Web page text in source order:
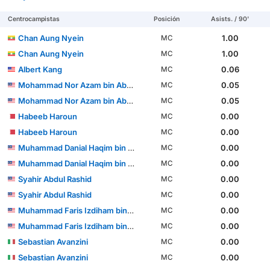
Centrocampistas Posición Asists. / 90'
Chan Aung Nyein MC
1.00
Chan Aung Nyein
MC
1.00
Albert Kang
MC
0.06
Mohammad Nor Azam bin Abdul Azih
MC
0.05
Mohammad Nor Azam bin Abdul Azih
MC
0.05
Habeeb Haroun
MC
0.00
Habeeb Haroun
MC
0.00
Muhammad Danial Haqim bin Deraman
MC
0.00
Muhammad Danial Haqim bin Deraman
MC
0.00
Syahir Abdul Rashid
MC
0.00
Syahir Abdul Rashid
MC
0.00
Muhammad Faris Izdiham bin Awang Kechik
MC
0.00
Muhammad Faris Izdiham bin Awang Kechik
MC
0.00
Sebastian Avanzini
MC
0.00
Sebastian Avanzini
MC
0.00